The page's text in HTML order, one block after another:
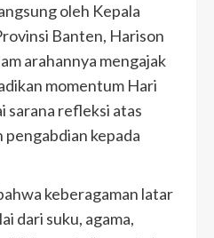
oleh Kepala
Banten, Harison
arahannya mengajak
momentum Hari
sarana refleksi atas
pengabdian kepada
keberagaman latar
dari suku, agama,